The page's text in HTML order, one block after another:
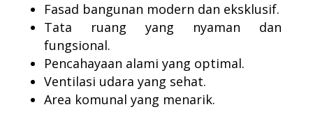
Fasad bangunan modern dan eksklusif.
Tata ruang yang nyaman dan
fungsional.
Pencahayaan alami yang optimal.
Ventilasi udara yang sehat.
Area komunal yang menarik.